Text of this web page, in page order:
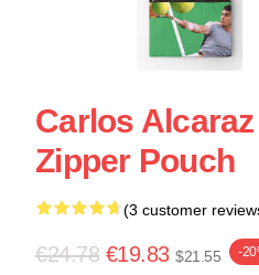
Carlos
Zipper Pouch
(3 customer
€24.78 €19.83 $21.55 -